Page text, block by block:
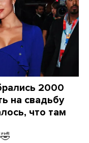
2000
на свадьбу
что там